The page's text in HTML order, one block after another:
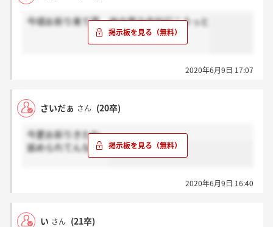
今頃お祈り来て草、他の電力会社行こうっと
2020年6月9日 17:07
さいだぁ さん (20卒)
今更お祈りきたわ
舐められてんなぁ…
2020年6月9日 16:40
い さん (21卒)